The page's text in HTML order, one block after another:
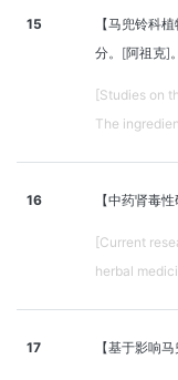
15
【马兜铃科
分。[阿祖克]。
[Studies on
The
16 【中药肾毒
[Current
herbal
17 【基于影响